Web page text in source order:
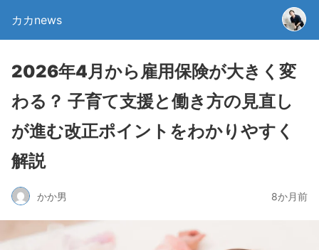
カカnews
2026年4月から雇用保険が大きく変
わる？ 子育て支援と働き方の見直し
が進む改正ポイントをわかりやすく
解説
かか男 8か月前